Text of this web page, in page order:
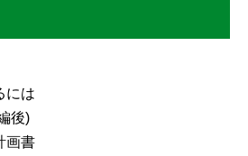
には
後)
画書